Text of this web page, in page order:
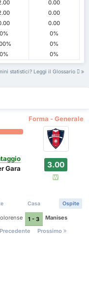
0.00
0.00
0.00
0%
0%
0%
0% 0%
statistici? Leggi il Glossario
Forma - Generale
Gara 3.00
W
Casa Ospite
1 - 3
Manises
Precedente
Prossimo